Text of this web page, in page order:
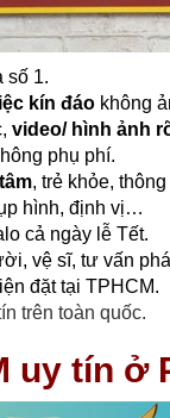
số 1.
kín đáo không
video/ hình ảnh
phụ phí.
, trẻ khỏe,
hình, định vị…
cả ngày lễ Tết.
vệ sĩ, tư vấn
đặt tại TPHCM.
trên toàn quốc.
uy tín ở